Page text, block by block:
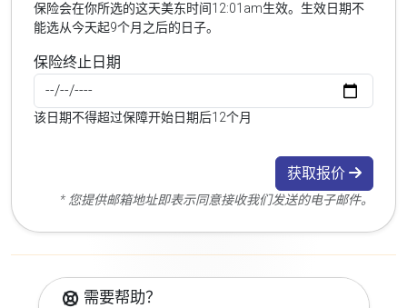
保险会在你所选的这天美东时间12:01am生效。生效日期不
能选从今天起9个月之后的日子。
保险终止日期
该日期不得超过保障开始日期后12个月
获取报价
* 您提供邮箱地址即表示同意接收我们发送的电子邮件。
需要帮助？